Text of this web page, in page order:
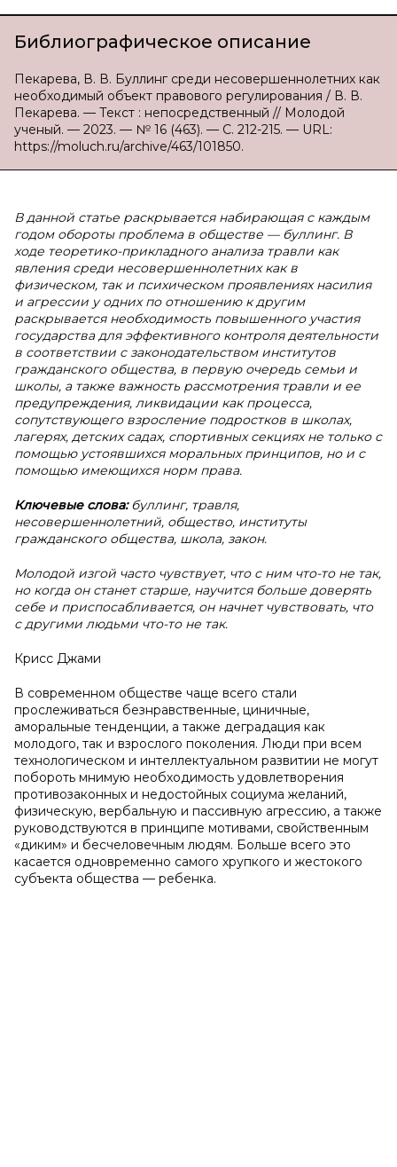
Библиографическое описание
Пекарева, В. В. Буллинг среди несовершеннолетних как
необходимый объект правового регулирования / В. В.
Пекарева. — Текст : непосредственный // Молодой
ученый. — 2023. — № 16 (463). — С. 212-215. — URL:
https://moluch.ru/archive/463/101850.
В данной статье раскрывается набирающая с каждым
годом обороты проблема в обществе — буллинг. В
ходе теоретико-прикладного анализа травли как
явления среди несовершеннолетних как в
физическом, так и психическом проявлениях насилия
и агрессии у одних по отношению к другим
раскрывается необходимость повышенного участия
государства для эффективного контроля деятельности
в соответствии с законодательством институтов
гражданского общества, в первую очередь семьи и
школы, а также важность рассмотрения травли и ее
предупреждения, ликвидации как процесса,
сопутствующего взросление подростков в школах,
лагерях, детских садах, спортивных секциях не только с
помощью устоявшихся моральных принципов, но и с
помощью имеющихся норм права.
Ключевые слова:буллинг, травля,
несовершеннолетний, общество, институты
гражданского общества, школа, закон.
Молодой изгой часто чувствует, что с ним что-то не так,
но когда он станет старше, научится больше доверять
себе и приспосабливается, он начнет чувствовать, что
с другими людьми что-то не так.
Крисс Джами
В современном обществе чаще всего стали
прослеживаться безнравственные, циничные,
аморальные тенденции, а также деградация как
молодого, так и взрослого поколения. Люди при всем
технологическом и интеллектуальном развитии не могут
побороть мнимую необходимость удовлетворения
противозаконных и недостойных социума желаний,
физическую, вербальную и пассивную агрессию, а также
руководствуются в принципе мотивами, свойственным
«диким» и бесчеловечным людям. Больше всего это
касается одновременно самого хрупкого и жестокого
субъекта общества — ребенка.